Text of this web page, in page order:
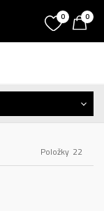
0 0
22
Položky